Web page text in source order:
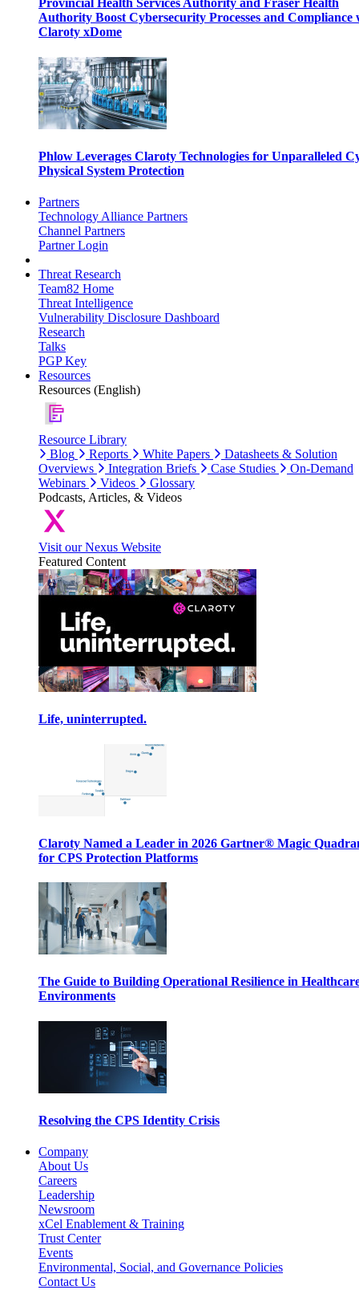
Provincial Health Services Authority and Fraser Health
Authority Boost Cybersecurity Processes and Compliance
Claroty xDome
Phlow Leverages Claroty Technologies for Unparalleled
Physical System Protection
Partners
Technology Alliance Partners
Channel Partners
Partner Login
Threat Research
Team82 Home
Threat Intelligence
Vulnerability Disclosure Dashboard
Research
Talks
PGP Key
Resources
Resources (English)
Resource Library
Blog
Reports White Papers
Datasheets & Solution
Overviews
Integration Briefs Case Studies
On-Demand
Webinars
Videos
Glossary
Podcasts, Articles, & Videos
Visit our Nexus Website
Featured Content
Life, uninterrupted.
Claroty Named a Leader in 2026 Gartner® Magic
for CPS Protection Platforms
The Guide to Building Operational Resilience in
Environments
Resolving the CPS Identity Crisis
Company
About Us
Careers
Leadership
Newsroom
xCel Enablement & Training
Trust Center
Events
Environmental, Social, and Governance Policies
Contact Us